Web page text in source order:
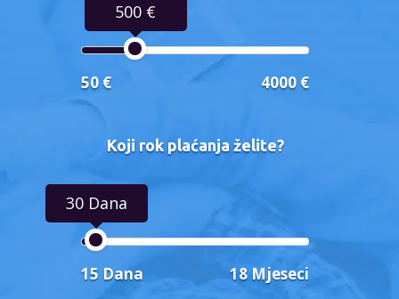
500 €
50 € 4000 €
Koji rok plaćanja želite?
30 Dana
15 Dana 18 Mjeseci